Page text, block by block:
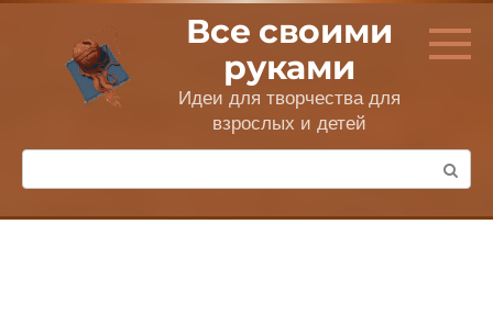
Перейти
контенту
Все своими
руками
Идеи для творчества для
взрослых и детей
Поиск: